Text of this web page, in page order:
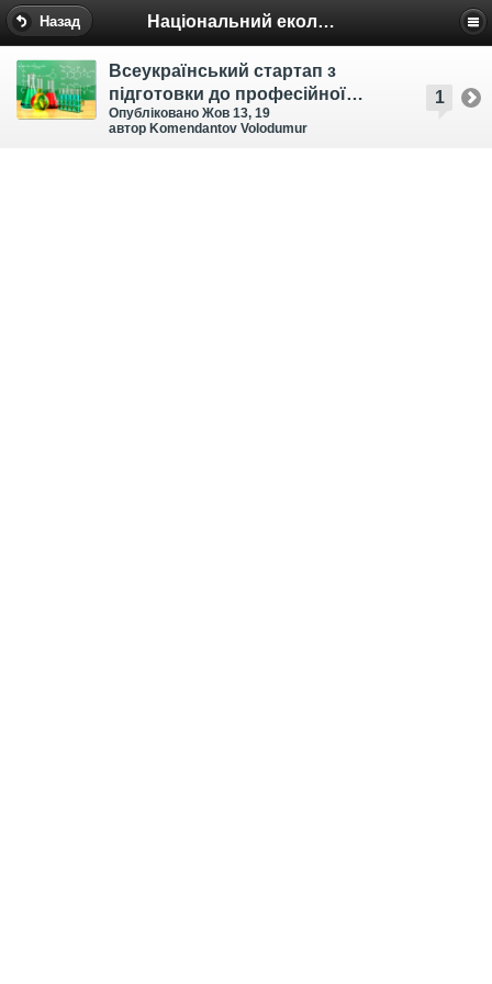
Назад Національний еколого-натуралістичний центр
1
Всеукраїнський стартап з
підготовки до професійної
сертифікації вчителів хімії
Опубліковано Жов 13, 19
автор Komendantov Volodumur